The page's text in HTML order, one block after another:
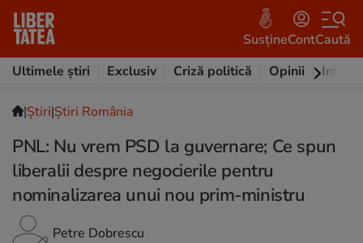
SusțineContCaută
Ultimele știri
Exclusiv Criză politică Opinii
|Ştiri|Știri România
PNL: Nu vrem PSD la guvernare; Ce spun
liberalii despre negocierile pentru
nominalizarea unui nou prim-ministru
Petre Dobrescu